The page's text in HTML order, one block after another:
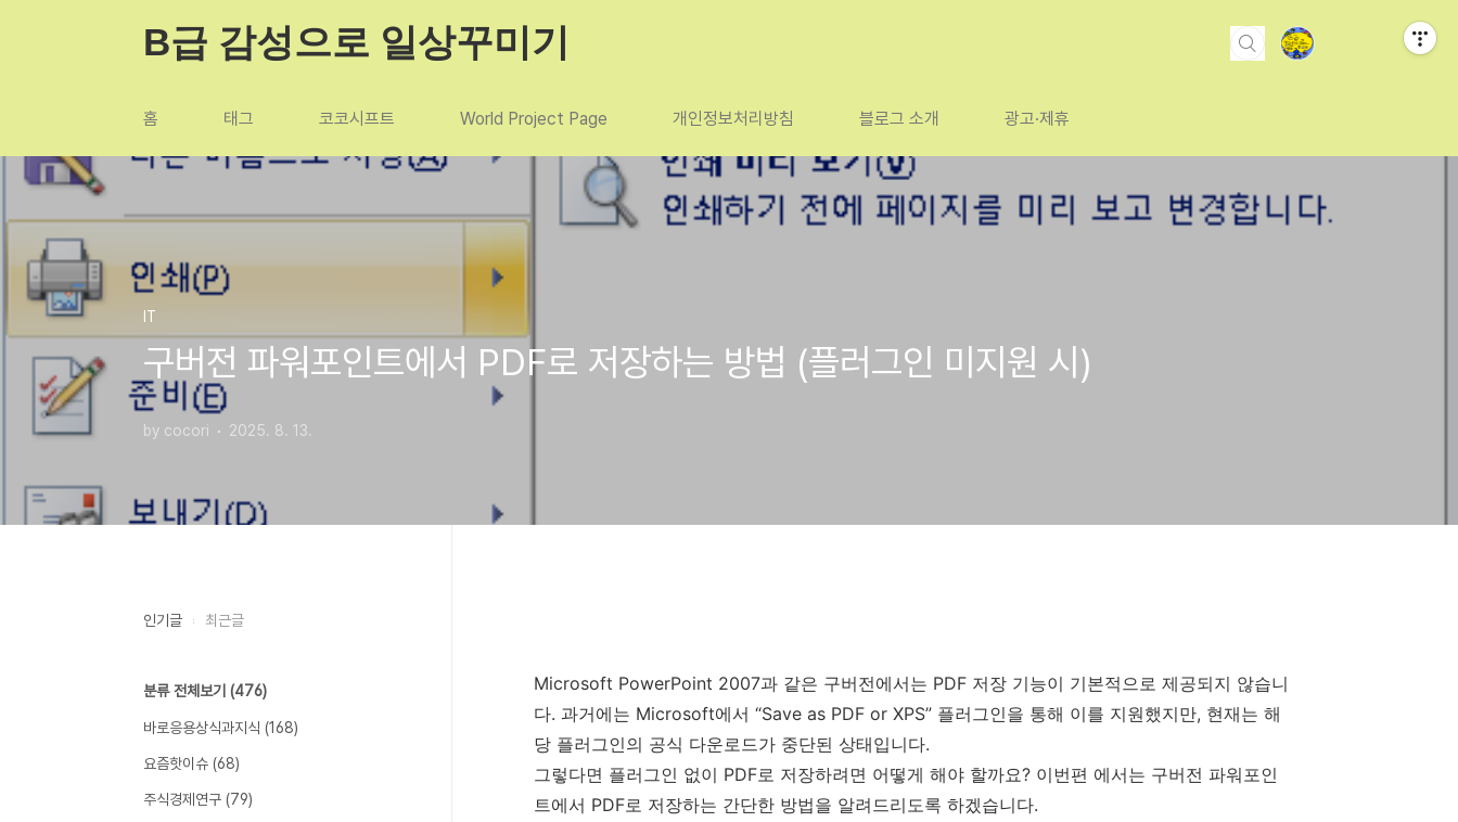
B급 감성으로 일상꾸미기
홈 태그 코코시프트 World Project Page 개인정보처리방침 블로그 소개 광고·제휴
IT
구버전 파워포인트에서 PDF로 저장하는 방법 (플러그인 미지원 시)
by cocori 2025. 8. 13.
Microsoft PowerPoint 2007과 같은 구버전에서는 PDF 저장 기능이 기본적으로 제공되지 않습니
다. 과거에는 Microsoft에서 “Save as PDF or XPS” 플러그인을 통해 이를 지원했지만, 현재는 해
당 플러그인의 공식 다운로드가 중단된 상태입니다.
그렇다면 플러그인 없이 PDF로 저장하려면 어떻게 해야 할까요? 이번편 에서는 구버전 파워포인
트에서 PDF로 저장하는 간단한 방법을 알려드리도록 하겠습니다.
인기글 최근글
분류 전체보기 (476)
바로응용상식과지식 (168)
요즘핫이슈 (68)
주식경제연구 (79)